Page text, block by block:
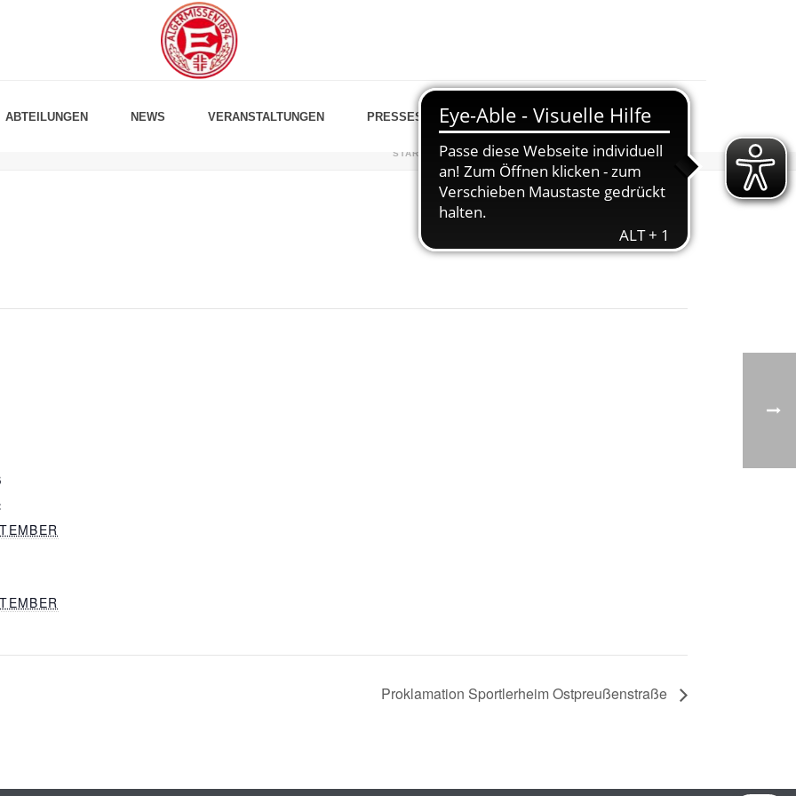
ABTEILUNGEN NEWS VERANSTALTUNGEN PRESSESPIEGEL SHOP
STARTSEITE»VERANSTALTUNGEN »VOLKSFEST 2023
Proklamation Sportlerheim Ostpreußenstraße